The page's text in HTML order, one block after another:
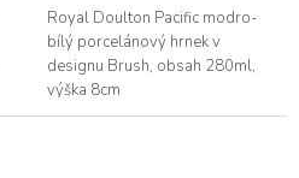
Royal Doulton Pacific modro-
bílý porcelánový hrnek v
designu Brush, obsah 280ml,
výška 8cm